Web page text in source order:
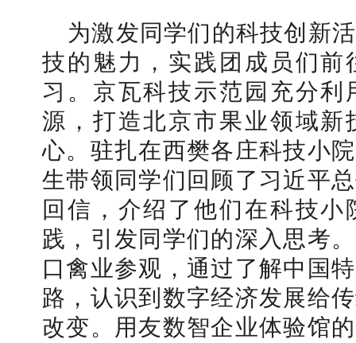
为激发同学们的科技创新
技的魅力，实践团成员们前
习。京瓦科技示范园充分利
源，打造北京市果业领域新
心。驻扎在西樊各庄科技小
生带领同学们回顾了习近平
回信，介绍了他们在科技小
践，引发同学们的深入思考
口禽业参观，通过了解中国
路，认识到数字经济发展给
改变。用友数智企业体验馆